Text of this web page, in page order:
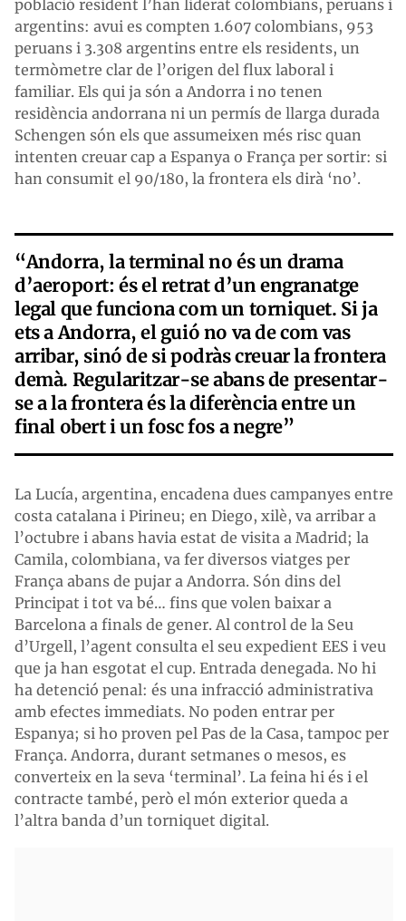
població resident l’han liderat colombians, peruans i
argentins: avui es compten 1.607 colombians, 953
peruans i 3.308 argentins entre els residents, un
termòmetre clar de l’origen del flux laboral i
familiar. Els qui ja són a Andorra i no tenen
residència andorrana ni un permís de llarga durada
Schengen són els que assumeixen més risc quan
intenten creuar cap a Espanya o França per sortir: si
han consumit el 90/180, la frontera els dirà ‘no’.
“Andorra, la terminal no és un drama
d’aeroport: és el retrat d’un engranatge
legal que funciona com un torniquet. Si ja
ets a Andorra, el guió no va de com vas
arribar, sinó de si podràs creuar la frontera
demà. Regularitzar-se abans de presentar-
se a la frontera és la diferència entre un
final obert i un fosc fos a negre”
La Lucía, argentina, encadena dues campanyes entre
costa catalana i Pirineu; en Diego, xilè, va arribar a
l’octubre i abans havia estat de visita a Madrid; la
Camila, colombiana, va fer diversos viatges per
França abans de pujar a Andorra. Són dins del
Principat i tot va bé… fins que volen baixar a
Barcelona a finals de gener. Al control de la Seu
d’Urgell, l’agent consulta el seu expedient EES i veu
que ja han esgotat el cup. Entrada denegada. No hi
ha detenció penal: és una infracció administrativa
amb efectes immediats. No poden entrar per
Espanya; si ho proven pel Pas de la Casa, tampoc per
França. Andorra, durant setmanes o mesos, es
converteix en la seva ‘terminal’. La feina hi és i el
contracte també, però el món exterior queda a
l’altra banda d’un torniquet digital.